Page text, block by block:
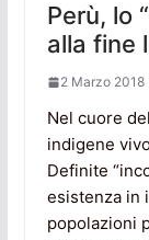
Perù, lo
alla fine
2 Marzo 2018
Nel cuore
indigene
Definite
esistenza in
popolazioni